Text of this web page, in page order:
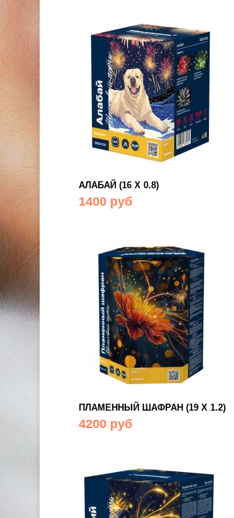
АЛАБАЙ (16 Х 0.8)
1400 руб
ПЛАМЕННЫЙ ШАФРАН (19 Х 1.2)
4200 руб